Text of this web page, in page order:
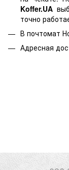
Koffer.UA
точно
В почтомат
Адресная